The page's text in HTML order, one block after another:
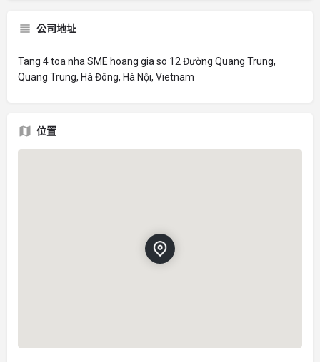
公司地址
Tang 4 toa nha SME hoang gia so 12 Đường Quang Trung,
Quang Trung, Hà Đông, Hà Nội, Vietnam
位置